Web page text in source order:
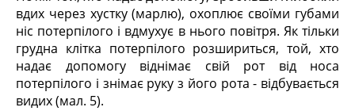
вдих через хустку (марлю), охоплює своїми губами
ніс потерпілого і вдмухує в нього повітря. Як тільки
грудна клітка потерпілого розшириться, той, хто
надає допомогу віднімає свій рот від носа
потерпілого і знімає руку з його рота - відбувається
видих (мал. 5).